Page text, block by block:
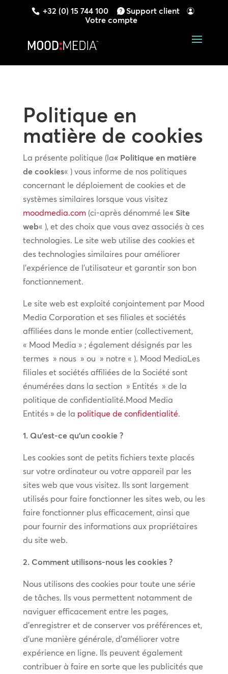
+32 (0) 15 744 100
Support client
Votre compte
Politique en
matière de cookies
La présente politique (la« Politique en matière
de cookies« ) vous informe de nos politiques
concernant le déploiement de cookies et de
systèmes similaires lorsque vous visitez
moodmedia.com(ci-après dénommé le« Site
web« ), et des choix que vous avez associés à ces
technologies. Le site web utilise des cookies et
des technologies similaires pour améliorer
l’expérience de l’utilisateur et garantir son bon
fonctionnement.
Le site web est exploité conjointement par Mood
Media Corporation et ses filiales et sociétés
affiliées dans le monde entier (collectivement,
« Mood Media » ; également désignés par les
termes » nous » ou » notre « ). Mood MediaLes
filiales et sociétés affiliées de la Société sont
énumérées dans la section » Entités » de la
politique de confidentialité.Mood Media
Entités » de la politique de confidentialité.
1. Qu’est-ce qu’un cookie ?
Les cookies sont de petits fichiers texte placés
sur votre ordinateur ou votre appareil par les
sites web que vous visitez. Ils sont largement
utilisés pour faire fonctionner les sites web, ou les
faire fonctionner plus efficacement, ainsi que
pour fournir des informations aux propriétaires
du site web.
2. Comment utilisons-nous les cookies ?
Nous utilisons des cookies pour toute une série
de tâches. Ils vous permettent notamment de
naviguer efficacement entre les pages,
d’enregistrer et de conserver vos préférences et,
d’une manière générale, d’améliorer votre
expérience en ligne. Ils peuvent également
contribuer à faire en sorte que les publicités que